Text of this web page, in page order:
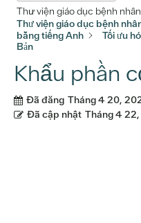
Thư viện giáo dục bệnh nhân
Thư viện giáo dục bệnh
bằng tiếng Anh
Tối ưu
Bản
Khẩu phần
Đã đăng Tháng 4 20,
Đã cập nhật Tháng 4